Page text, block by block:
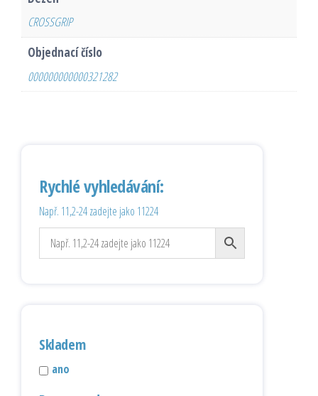
CROSSGRIP
Objednací číslo
000000000000321282
Rychlé vyhledávání:
Např. 11,2-24 zadejte jako 11224
Skladem
ano